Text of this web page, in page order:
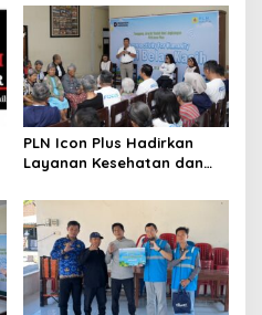
Baru Gunakan Home
Charging Services PLN
PLN Icon Plus Hadirkan
Layanan Kesehatan dan
di Rumah Belas Kasih